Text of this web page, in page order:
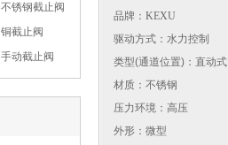
不锈钢截止阀
铜截止阀
手动截止阀
品牌： KEXU
驱动方式：水力控制
类型(通道位置)：直动式
材质：不锈钢
压力环境：高压
外形：微型